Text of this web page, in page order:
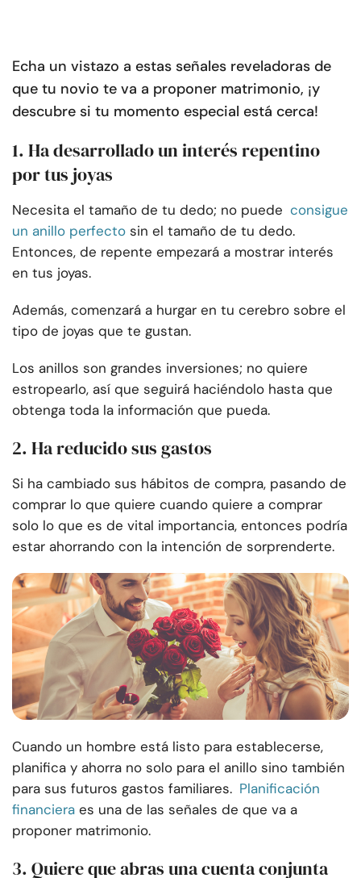
Echa un vistazo a estas señales reveladoras de
que tu novio te va a proponer matrimonio, ¡y
descubre si tu momento especial está cerca!
1. Ha desarrollado un interés repentino
por tus joyas
Necesita el tamaño de tu dedo; no puede consigue
un anillo perfecto sin el tamaño de tu dedo.
Entonces, de repente empezará a mostrar interés
en tus joyas.
Además, comenzará a hurgar en tu cerebro sobre el
tipo de joyas que te gustan.
Los anillos son grandes inversiones; no quiere
estropearlo, así que seguirá haciéndolo hasta que
obtenga toda la información que pueda.
2. Ha reducido sus gastos
Si ha cambiado sus hábitos de compra, pasando de
comprar lo que quiere cuando quiere a comprar
solo lo que es de vital importancia, entonces podría
estar ahorrando con la intención de sorprenderte.
Cuando un hombre está listo para establecerse,
planifica y ahorra no solo para el anillo sino también
para sus futuros gastos familiares. Planificación
financiera es una de las señales de que va a
proponer matrimonio.
3. Quiere que abras una cuenta conjunta